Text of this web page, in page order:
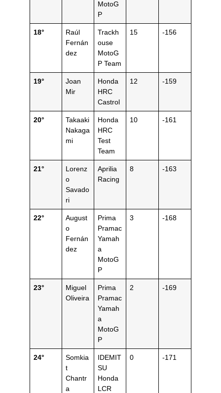
MotoG
P
18°
Raúl
Fernán
dez
Trackh
ouse
MotoG
P Team
15 -156
19°
Joan
Mir
Honda
HRC
Castrol
12 -159
20°
Takaaki
Nakaga
mi
Honda
HRC
Test
Team
10 -161
21°
Lorenz
o
Savado
ri
Aprilia
Racing
8 -163
22°
August
o
Fernán
dez
Prima
Pramac
Yamah
a
MotoG
P
3 -168
23°
Miguel
Oliveira
Prima
Pramac
Yamah
a
MotoG
P
2 -169
24°
Somkia
t
Chantr
a
IDEMIT
SU
Honda
LCR
0 -171